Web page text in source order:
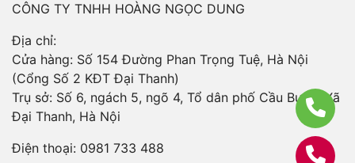
CÔNG TY TNHH HOÀNG NGỌC DUNG
Địa chỉ:
Cửa hàng: Số 154 Đường Phan Trọng Tuệ, Hà Nội
(Cổng Số 2 KĐT Đại Thanh)
Trụ sở: Số 6, ngách 5, ngõ 4, Tổ dân phố Cầu Bươu, Xã
Đại Thanh, Hà Nội
Điện thoại: 0981 733 488